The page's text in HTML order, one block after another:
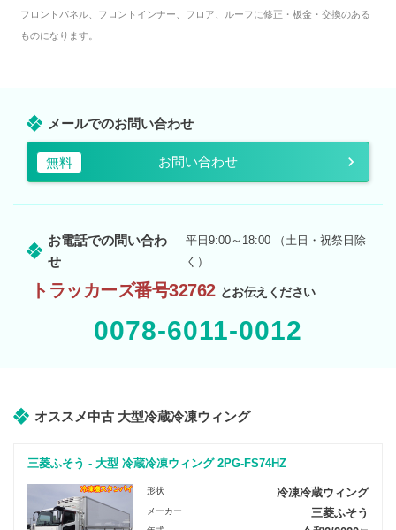
フロントパネル、フロントインナー、フロア、ルーフに修正・板金・交換のある
ものになります。
メールでのお問い合わせ
無料 お問い合わせ
お電話での問い合わ
せ
平日9:00～18:00 （土日・祝祭日除
く）
トラッカーズ番号32762 とお伝えください
0078-6011-0012
オススメ中古 大型冷蔵冷凍ウィング
三菱ふそう - 大型 冷蔵冷凍ウィング 2PG-FS74HZ
形状 冷凍冷蔵ウィング
メーカー 三菱ふそう